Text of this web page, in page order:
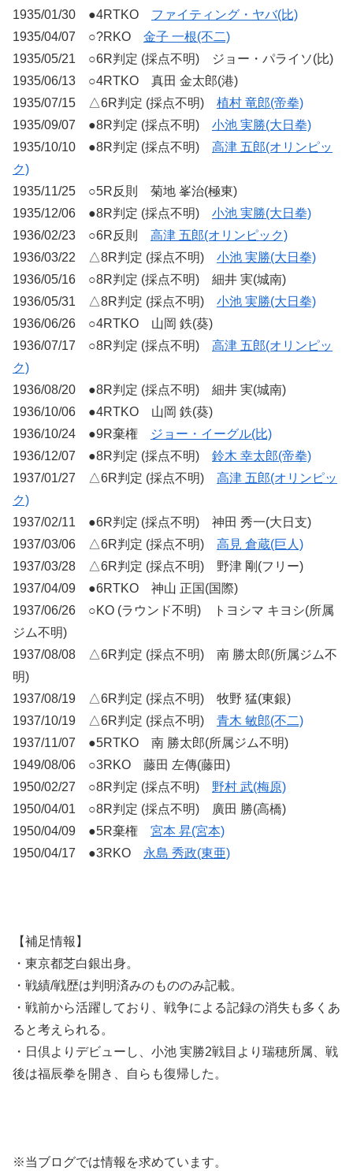
1935/01/30 ●4RTKO ファイティング・ヤバ(比)
1935/04/07 ○?RKO 金子 一根(不二)
1935/05/21 ○6R判定 (採点不明) ジョー・パライソ(比)
1935/06/13 ○4RTKO 真田 金太郎(港)
1935/07/15 △6R判定 (採点不明) 植村 竜郎(帝拳)
1935/09/07 ●8R判定 (採点不明) 小池 実勝(大日拳)
1935/10/10 ●8R判定 (採点不明) 高津 五郎(オリンピッ
ク)
1935/11/25 ○5R反則 菊地 峯治(極東)
1935/12/06 ●8R判定 (採点不明) 小池 実勝(大日拳)
1936/02/23 ○6R反則 高津 五郎(オリンピック)
1936/03/22 △8R判定 (採点不明) 小池 実勝(大日拳)
1936/05/16 ○8R判定 (採点不明) 細井 実(城南)
1936/05/31 △8R判定 (採点不明) 小池 実勝(大日拳)
1936/06/26 ○4RTKO 山岡 鉄(葵)
1936/07/17 ○8R判定 (採点不明) 高津 五郎(オリンピッ
ク)
1936/08/20 ●8R判定 (採点不明) 細井 実(城南)
1936/10/06 ●4RTKO 山岡 鉄(葵)
1936/10/24 ●9R棄権
ジョー・イーグル(比)
1936/12/07 ●8R判定 (採点不明) 鈴木 幸太郎(帝拳)
1937/01/27 △6R判定 (採点不明) 高津 五郎(オリンピッ
ク)
1937/02/11 ●6R判定 (採点不明) 神田 秀一(大日支)
1937/03/06 △6R判定 (採点不明) 高見 倉蔵(巨人)
1937/03/28 △6R判定 (採点不明) 野津 剛(フリー)
1937/04/09 ●6RTKO 神山 正国(国際)
1937/06/26 ○KO (ラウンド不明) トヨシマ キヨシ(所属
ジム不明)
1937/08/08 △6R判定 (採点不明) 南 勝太郎(所属ジム不
明)
1937/08/19 △6R判定 (採点不明) 牧野 猛(東銀)
1937/10/19 △6R判定 (採点不明) 青木 敏郎(不二)
1937/11/07 ●5RTKO 南 勝太郎(所属ジム不明)
1949/08/06 ○3RKO 藤田 左傳(藤田)
1950/02/27 ○8R判定 (採点不明) 野村 武(梅原)
1950/04/01 ○8R判定 (採点不明) 廣田 勝(高橋)
1950/04/09 ●5R棄権 宮本 昇(宮本)
1950/04/17 ●3RKO 永島 秀政(東亜)
【補足情報】
・東京都芝白銀出身。
・戦績/戦歴は判明済みのもののみ記載。
・戦前から活躍しており、戦争による記録の消失も多くあ
ると考えられる。
・日倶よりデビューし、小池 実勝2戦目より瑞穂所属、戦
後は福辰拳を開き、自らも復帰した。
※当ブログでは情報を求めています。